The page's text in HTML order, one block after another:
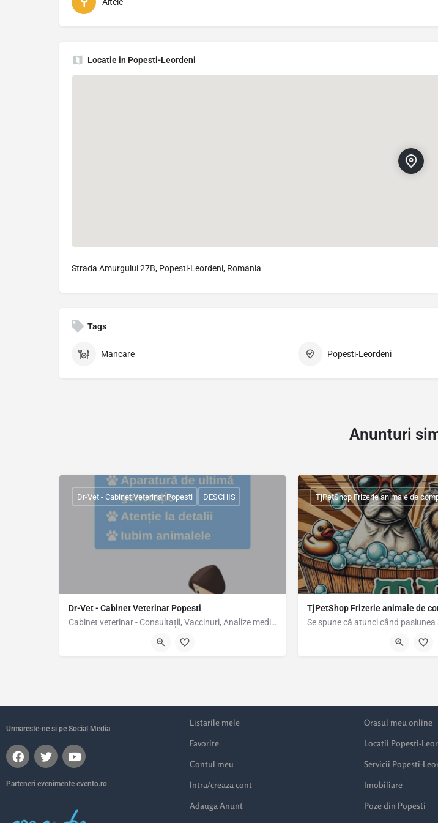
Locatie in Popesti-Leordeni
Strada Amurgului 27B, Popesti-Leordeni, Romania
Tags
Mancare Popesti-Leordeni
Anunturi
Dr-Vet - Cabinet Veterinar Popesti
Cabinet veterinar - Consultații, Vaccinuri, Analize medicale, Tratamente
Str. Popești Vest 24, Popești-Leordeni 077160, România, 44.36367, 26.14791
Dr-Vet - Cabinet Veterinar Popesti DESCHIS
TjPetShop Frizerie animale de
Strada Biruinței 198a, Popești-
TjPetShop Frizerie animale de
Urmareste-ne si pe Social Media
Parteneri evenimente evento.ro
Listarile mele
Favorite
Contul meu
Intra/creaza cont
Adauga Anunt
Orasul meu online
Locatii Popesti-
Servicii Popesti-
Imobiliare
Poze din Popesti